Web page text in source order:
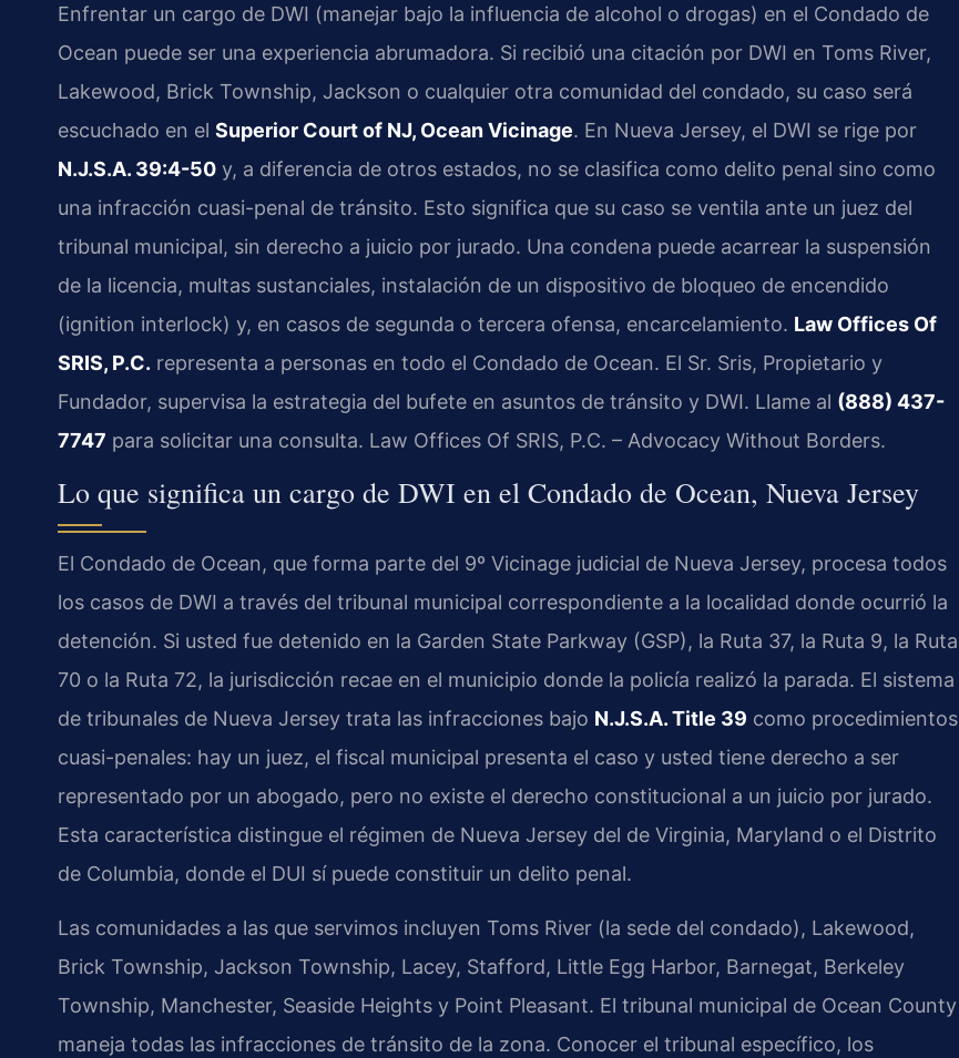
Enfrentar un cargo de DWI (manejar bajo la influencia de alcohol o drogas) en el Condado de
Ocean puede ser una experiencia abrumadora. Si recibió una citación por DWI en Toms River,
Lakewood, Brick Township, Jackson o cualquier otra comunidad del condado, su caso será
escuchado en el Superior Court of NJ, Ocean Vicinage. En Nueva Jersey, el DWI se rige por
N.J.S.A. 39:4-50 y, a diferencia de otros estados, no se clasifica como delito penal sino como
una infracción cuasi-penal de tránsito. Esto significa que su caso se ventila ante un juez del
tribunal municipal, sin derecho a juicio por jurado. Una condena puede acarrear la suspensión
de la licencia, multas sustanciales, instalación de un dispositivo de bloqueo de encendido
(ignition interlock) y, en casos de segunda o tercera ofensa, encarcelamiento. Law Offices Of
SRIS, P.C. representa a personas en todo el Condado de Ocean. El Sr. Sris, Propietario y
Fundador, supervisa la estrategia del bufete en asuntos de tránsito y DWI. Llame al (888) 437-
7747 para solicitar una consulta. Law Offices Of SRIS, P.C. – Advocacy Without Borders.
Lo que significa un cargo de DWI en el Condado de Ocean, Nueva Jersey
El Condado de Ocean, que forma parte del 9º Vicinage judicial de Nueva Jersey, procesa todos
los casos de DWI a través del tribunal municipal correspondiente a la localidad donde ocurrió la
detención. Si usted fue detenido en la Garden State Parkway (GSP), la Ruta 37, la Ruta 9, la Ruta
70 o la Ruta 72, la jurisdicción recae en el municipio donde la policía realizó la parada. El sistema
de tribunales de Nueva Jersey trata las infracciones bajo N.J.S.A. Title 39 como procedimientos
cuasi-penales: hay un juez, el fiscal municipal presenta el caso y usted tiene derecho a ser
representado por un abogado, pero no existe el derecho constitucional a un juicio por jurado.
Esta característica distingue el régimen de Nueva Jersey del de Virginia, Maryland o el Distrito
de Columbia, donde el DUI sí puede constituir un delito penal.
Las comunidades a las que servimos incluyen Toms River (la sede del condado), Lakewood,
Brick Township, Jackson Township, Lacey, Stafford, Little Egg Harbor, Barnegat, Berkeley
Township, Manchester, Seaside Heights y Point Pleasant. El tribunal municipal de Ocean County
maneja todas las infracciones de tránsito de la zona. Conocer el tribunal específico, los